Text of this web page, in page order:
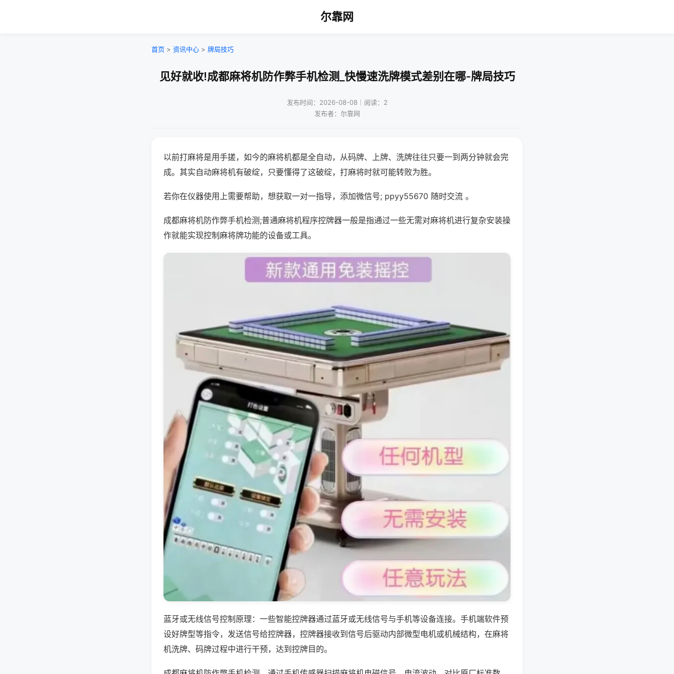
尔靠网
首页 > 资讯中心 > 牌局技巧
见好就收!成都麻将机防作弊手机检测_快慢速洗牌模式差别在哪-牌局技巧
发布时间：2026-08-08｜阅读：2
发布者：尔靠网
以前打麻将是用手搓，如今的麻将机都是全自动，从码牌、上牌、洗牌往往只要一到两分钟就会完
成。其实自动麻将机有破绽，只要懂得了这破绽，打麻将时就可能转败为胜。
若你在仪器使用上需要帮助，想获取一对一指导，添加微信号; ppyy55670 随时交流 。
成都麻将机防作弊手机检测;普通麻将机程序控牌器一般是指通过一些无需对麻将机进行复杂安装操
作就能实现控制麻将牌功能的设备或工具。
蓝牙或无线信号控制原理：一些智能控牌器通过蓝牙或无线信号与手机等设备连接。手机端软件预
设好牌型等指令，发送信号给控牌器，控牌器接收到信号后驱动内部微型电机或机械结构，在麻将
机洗牌、码牌过程中进行干预，达到控牌目的。